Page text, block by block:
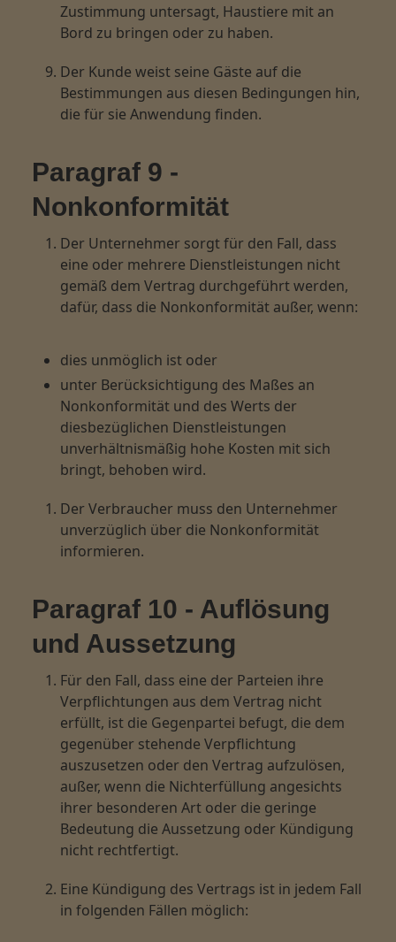
Zustimmung untersagt, Haustiere mit an
Bord zu bringen oder zu haben.
Der Kunde weist seine Gäste auf die
Bestimmungen aus diesen Bedingungen hin,
die für sie Anwendung finden.
Paragraf 9 -
Nonkonformität
Der Unternehmer sorgt für den Fall, dass
eine oder mehrere Dienstleistungen nicht
gemäß dem Vertrag durchgeführt werden,
dafür, dass die Nonkonformität außer, wenn:
dies unmöglich ist oder
unter Berücksichtigung des Maßes an
Nonkonformität und des Werts der
diesbezüglichen Dienstleistungen
unverhältnismäßig hohe Kosten mit sich
bringt, behoben wird.
Der Verbraucher muss den Unternehmer
unverzüglich über die Nonkonformität
informieren.
Paragraf 10 - Auflösung
und Aussetzung
Für den Fall, dass eine der Parteien ihre
Verpflichtungen aus dem Vertrag nicht
erfüllt, ist die Gegenpartei befugt, die dem
gegenüber stehende Verpflichtung
auszusetzen oder den Vertrag aufzulösen,
außer, wenn die Nichterfüllung angesichts
ihrer besonderen Art oder die geringe
Bedeutung die Aussetzung oder Kündigung
nicht rechtfertigt.
Eine Kündigung des Vertrags ist in jedem Fall
in folgenden Fällen möglich: